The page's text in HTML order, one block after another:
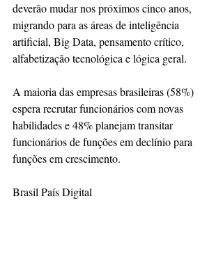
deverão mudar nos próximos cinco anos,
migrando para as áreas de inteligência
artificial, Big Data, pensamento crítico,
alfabetização tecnológica e lógica geral.
A maioria das empresas brasileiras (58%)
espera recrutar funcionários com novas
habilidades e 48% planejam transitar
funcionários de funções em declínio para
funções em crescimento.
Brasil País Digital